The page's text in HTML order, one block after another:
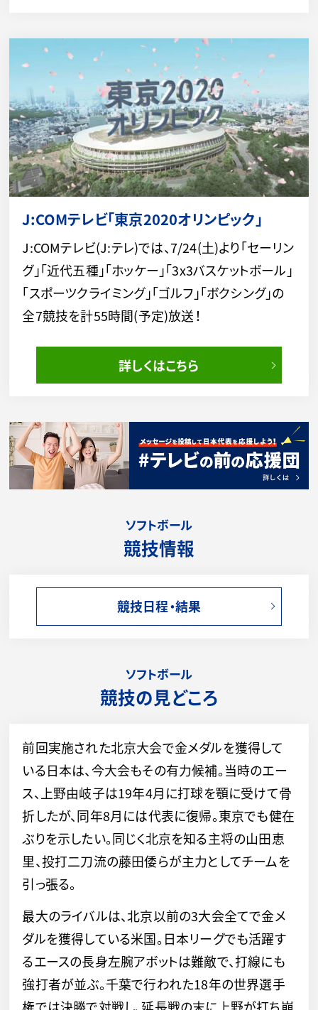
J:COMテレビ「東京2020オリンピック」
J:COMテレビ(J:テレ)では、7/24(土)より「セーリン
グ」「近代五種」「ホッケー」「3x3バスケットボール」
「スポーツクライミング」「ゴルフ」「ボクシング」の
全7競技を計55時間(予定)放送！
詳しくはこちら
ソフトボール
競技情報
競技日程・結果
ソフトボール
競技の見どころ
前回実施された北京大会で金メダルを獲得して
いる日本は、今大会もその有力候補。当時のエー
ス、上野由岐子は19年4月に打球を顎に受けて骨
折したが、同年8月には代表に復帰。東京でも健在
ぶりを示したい。同じく北京を知る主将の山田恵
里、投打二刀流の藤田倭らが主力としてチームを
引っ張る。
最大のライバルは、北京以前の3大会全てで金メ
ダルを獲得している米国。日本リーグでも活躍す
るエースの長身左腕アボットは難敵で、打線にも
強打者が並ぶ。千葉で行われた18年の世界選手